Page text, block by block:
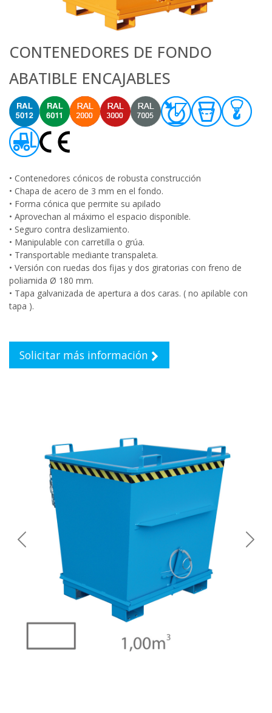
CONTENEDORES DE FONDO
ABATIBLE ENCAJABLES
• Contenedores cónicos de robusta construcción
• Chapa de acero de 3 mm en el fondo.
• Forma cónica que permite su apilado
• Aprovechan al máximo el espacio disponible.
• Seguro contra deslizamiento.
• Manipulable con carretilla o grúa.
• Transportable mediante transpaleta.
• Versión con ruedas dos fijas y dos giratorias con freno de
poliamida Ø 180 mm.
• Tapa galvanizada de apertura a dos caras. ( no apilable con
tapa ).
Solicitar más información
Previous Next